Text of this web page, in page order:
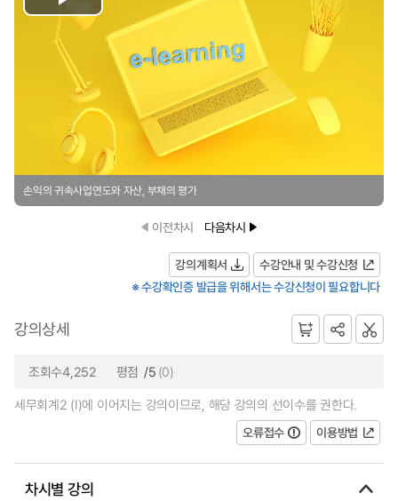
Play
Video
손익의 귀속사업연도와 자산, 부채의 평가
이전차시 다음차시
강의계획서
수강안내 및 수강신청
※ 수강확인증 발급을 위해서는 수강신청이 필요합니다
강의상세
조회수4,252 평점 /5 (0)
세무회계2 (Ⅰ)에 이어지는 강의이므로, 해당 강의의 선이수를 권한다.
오류접수
이용방법
차시별 강의